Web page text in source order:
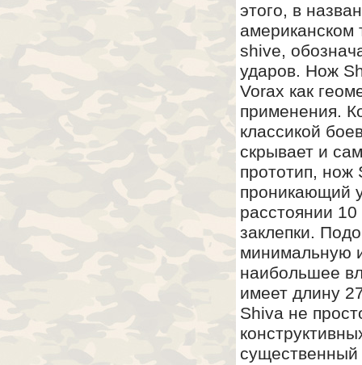
этого, в
американском
shive,
ударов. Нож
Vorax как
применения.
классикой
скрывает и
прототип, нож
проникающий
расстоянии
заклепки.
минимальную
наибольшее
имеет длину
Shiva не